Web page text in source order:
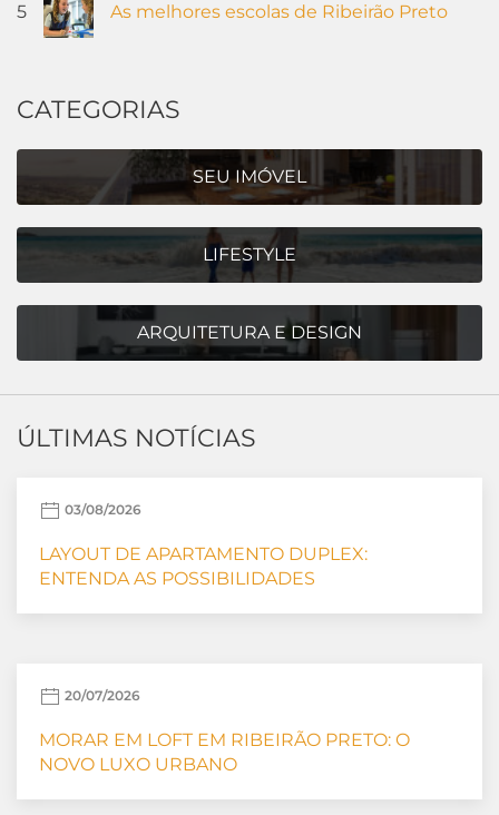
5 As melhores escolas de Ribeirão Preto
CATEGORIAS
SEU IMÓVEL
LIFESTYLE
ARQUITETURA E DESIGN
ÚLTIMAS NOTÍCIAS
03/08/2026
LAYOUT DE APARTAMENTO DUPLEX:
ENTENDA AS POSSIBILIDADES
20/07/2026
MORAR EM LOFT EM RIBEIRÃO PRETO: O
NOVO LUXO URBANO